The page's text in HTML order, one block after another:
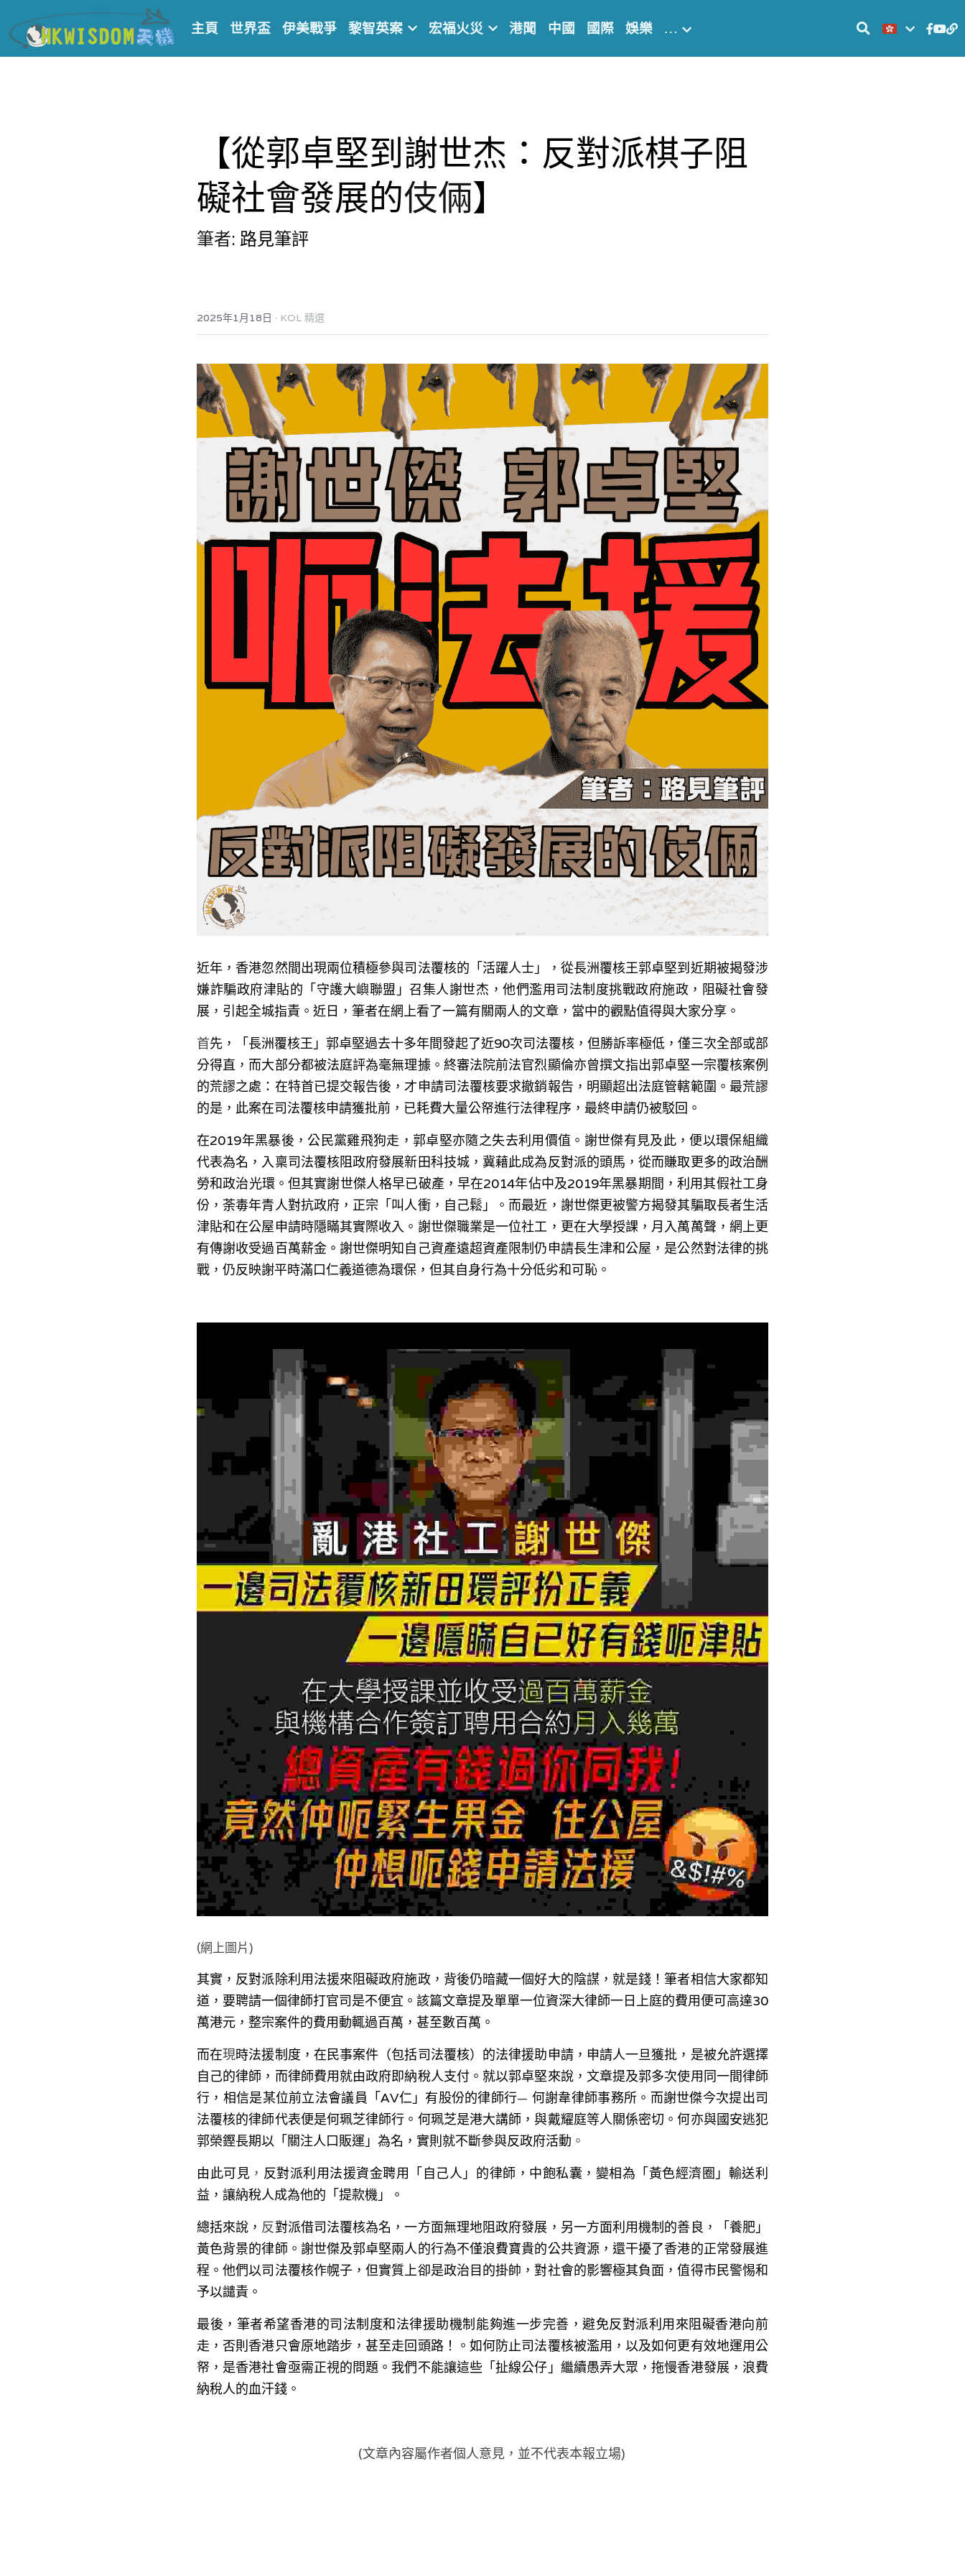
主頁 世界盃 伊美戰爭 黎智英案 宏福火災 港聞 中國 國際 娛樂 …
【從郭卓堅到謝世杰：反對派棋子阻
礙社會發展的伎倆】
筆者: 路見筆評
2025年1月18日 · KOL 精選
近年，香港忽然間出現兩位積極參與司法覆核的「活躍人士」，從長洲覆核王郭卓堅到近期被揭發涉
嫌詐騙政府津貼的「守護大嶼聯盟」召集人謝世杰，他們濫用司法制度挑戰政府施政，阻礙社會發
展，引起全城指責。近日，筆者在網上看了一篇有關兩人的文章，當中的觀點值得與大家分享。
首先，「長洲覆核王」郭卓堅過去十多年間發起了近90次司法覆核，但勝訴率極低，僅三次全部或部
分得直，而大部分都被法庭評為毫無理據。終審法院前法官烈顯倫亦曾撰文指出郭卓堅一宗覆核案例
的荒謬之處：在特首已提交報告後，才申請司法覆核要求撤銷報告，明顯超出法庭管轄範圍。最荒謬
的是，此案在司法覆核申請獲批前，已耗費大量公帑進行法律程序，最終申請仍被駁回。
在2019年黑暴後，公民黨雞飛狗走，郭卓堅亦隨之失去利用價值。謝世傑有見及此，便以環保組織
代表為名，入稟司法覆核阻政府發展新田科技城，冀藉此成為反對派的頭馬，從而賺取更多的政治酬
勞和政治光環。但其實謝世傑人格早已破產，早在2014年佔中及2019年黑暴期間，利用其假社工身
份，荼毒年青人對抗政府，正宗「叫人衝，自己鬆」。而最近，謝世傑更被警方揭發其騙取長者生活
津貼和在公屋申請時隱瞞其實際收入。謝世傑職業是一位社工，更在大學授課，月入萬萬聲，網上更
有傳謝收受過百萬薪金。謝世傑明知自己資產遠超資產限制仍申請長生津和公屋，是公然對法律的挑
戰，仍反映謝平時滿口仁義道德為環保，但其自身行為十分低劣和可恥。
(網上圖片)
其實，反對派除利用法援來阻礙政府施政，背後仍暗藏一個好大的陰謀，就是錢！筆者相信大家都知
道，要聘請一個律師打官司是不便宜。該篇文章提及單單一位資深大律師一日上庭的費用便可高達30
萬港元，整宗案件的費用動輒過百萬，甚至數百萬。
而在現時法援制度，在民事案件（包括司法覆核）的法律援助申請，申請人一旦獲批，是被允許選擇
自己的律師，而律師費用就由政府即納稅人支付。就以郭卓堅來說，文章提及郭多次使用同一間律師
行，相信是某位前立法會議員「AV仁」有股份的律師行— 何謝韋律師事務所。而謝世傑今次提出司
法覆核的律師代表便是何珮芝律師行。 何珮芝是港大講師，與戴耀庭等人關係密切。何亦與國安逃犯
郭榮鏗長期以「關注人口販運」為名，實則就不斷參與反政府活動 。
由此可見 ， 反對派利用法援資金聘用「自己人」的律師，中飽私囊，變相為「黃色經濟圈」輸送利
益，讓納稅人成為他的「提款機」。
總括來說， 反對派借司法覆核為名，一方面無理地阻政府發展，另一方面利用機制的善良，「養肥」
黃色背景的律師。謝世傑及郭卓堅兩人的行為不僅浪費寶貴的公共資源，還干擾了香港的正常發展進
程。他們以司法覆核作幌子，但實質上卻是政治目的掛帥，對社會的影響極其負面，值得市民警惕和
予以譴責。
最後，筆者希望香港的司法制度和法律援助機制能夠進一步完善，避免反對派利用來阻礙香港向前
走，否則香港只會原地踏步，甚至走回頭路！。如何防止司法覆核被濫用，以及如何更有效地運用公
帑，是香港社會亟需正視的問題。我們不能讓這些「扯線公仔」繼續愚弄大眾，拖慢香港發展，浪費
納稅人的血汗錢。
     (文章內容屬作者個人意見，並不代表本報立場)